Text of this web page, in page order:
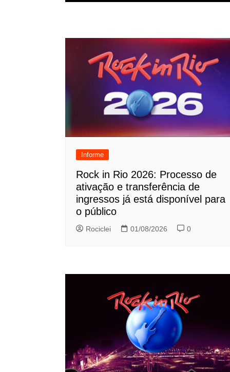
Informe
Rock in Rio 2026: Processo de
ativação e transferência de
ingressos já está disponível para
o público
Rociclei 01/08/2026 0